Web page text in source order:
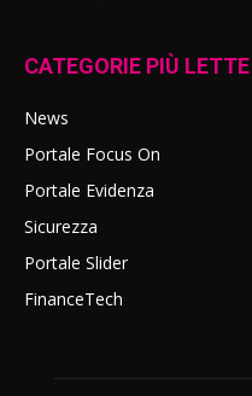
CATEGORIE PIÙ LETTE
News
Portale Focus On
Portale Evidenza
Sicurezza
Portale Slider
FinanceTech